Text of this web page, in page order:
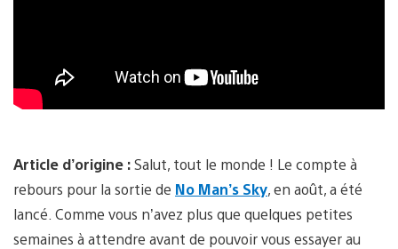
Article d’origine :Salut, tout le monde ! Le compte à
rebours pour la sortie de No Man’s Sky, en août, a été
lancé. Comme vous n’avez plus que quelques petites
semaines à attendre avant de pouvoir vous essayer au